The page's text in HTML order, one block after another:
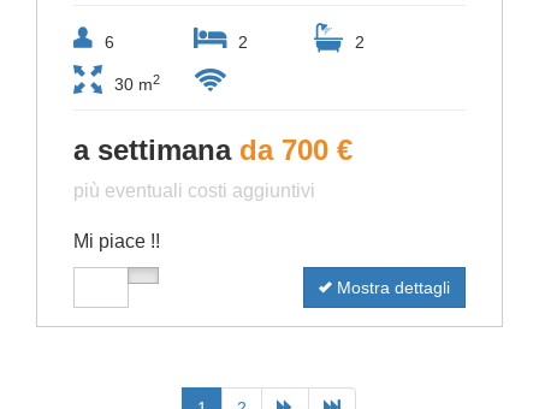
6 2 2
30 m2
a settimana da 700 €
più eventuali costi aggiuntivi
Mi piace !!
Mostra dettagli